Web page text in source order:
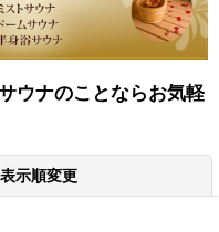
ウナのことならお気軽
表示順変更